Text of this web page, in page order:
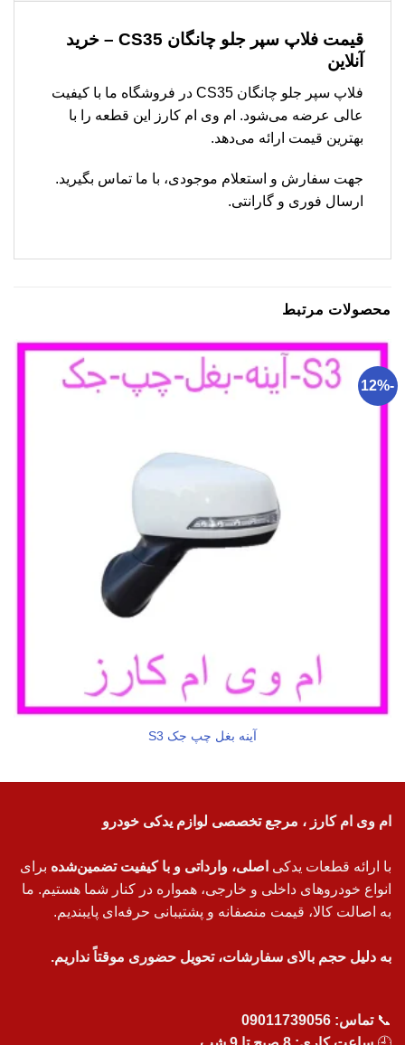
قیمت فلاپ سپر جلو چانگان CS35 – خرید
آنلاین
فلاپ سپر جلو چانگان CS35 در فروشگاه ما با کیفیت
عالی عرضه می‌شود. ام وی ام کارز این قطعه را با
بهترین قیمت ارائه می‌دهد.
جهت سفارش و استعلام موجودی، با ما تماس بگیرید.
ارسال فوری و گارانتی.
محصولات مرتبط
-12%
آینه بغل چپ جک S3
ام وی ام کارز ، مرجع تخصصی لوازم یدکی خودرو
با ارائه قطعات یدکی اصلی، وارداتی و با کیفیت تضمین‌شده برای
انواع خودروهای داخلی و خارجی، همواره در کنار شما هستیم. ما
به اصالت کالا، قیمت منصفانه و پشتیبانی حرفه‌ای پایبندیم.
به دلیل حجم بالای سفارشات، تحویل حضوری موقتاً نداریم.
📞تماس: 09011739056